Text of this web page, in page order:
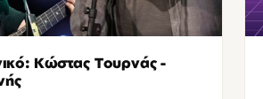
Κώστας Τουρνάς -